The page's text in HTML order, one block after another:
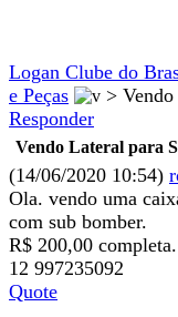
Logan Clube do
e Peças
>
Responder
Vendo Lateral para
(14/06/2020 10:54)
Ola. vendo uma
com sub bomber.
R$ 200,00 completa.
12 997235092
Quote